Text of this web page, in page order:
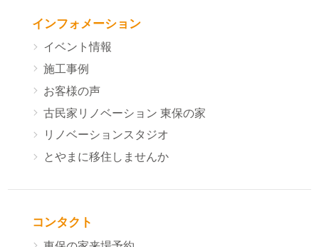
インフォメーション
イベント情報
施工事例
お客様の声
古民家リノベーション 東保の家
リノベーションスタジオ
とやまに移住しませんか
コンタクト